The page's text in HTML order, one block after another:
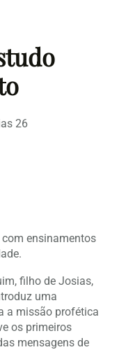
26
ensinamentos
filho de Josias,
uma
a missão profética
os primeiros
mensagens de